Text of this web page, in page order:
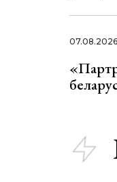
07.08.2026